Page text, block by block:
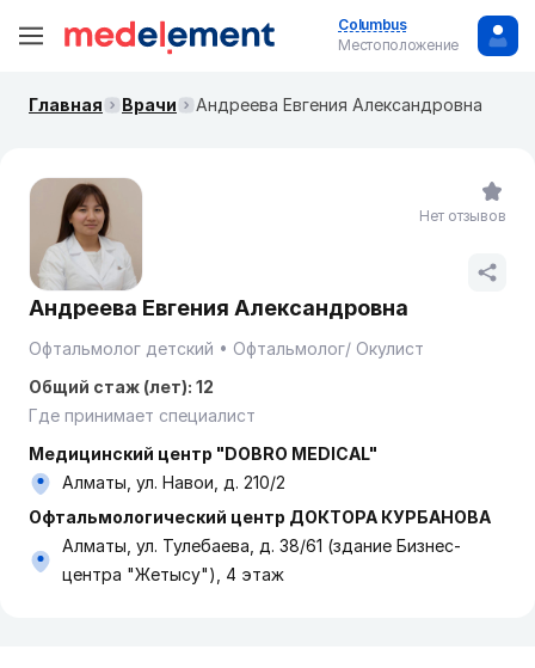
Columbus
Местоположение
Главная Врачи Андреева Евгения Александровна
Андреева Евгения Александровна
Офтальмолог детский
Офтальмолог/ Окулист
Общий стаж (лет): 12
Где принимает специалист
Медицинский центр "DOBRO MEDICAL"
Алматы, ул. Навои, д. 210/2
Офтальмологический центр ДОКТОРА КУРБАНОВА
Алматы, ул. Тулебаева, д. 38/61 (здание Бизнес-
центра "Жетысу"), 4 этаж
Нет отзывов